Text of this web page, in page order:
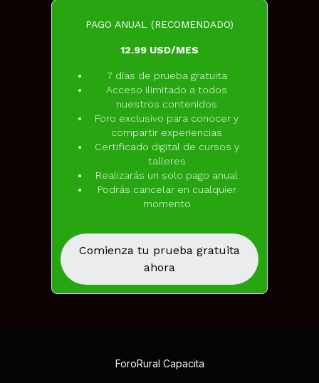
PAGO ANUAL (RECOMENDADO)
12.99 USD/MES
7 días de prueba gratuita
Acceso ilimitado a todos
nuestros contenidos
Foro exclusivo para conocer y
compartir experiencias
Certificado digital de cursos y
talleres
Realizarás un solo pago anual
Podrás cancelar en cualquier
momento
Comienza tu prueba gratuita
ahora
ForoRural Capacita